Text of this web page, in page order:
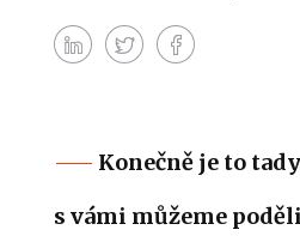
Konečně je to
s vámi můžeme